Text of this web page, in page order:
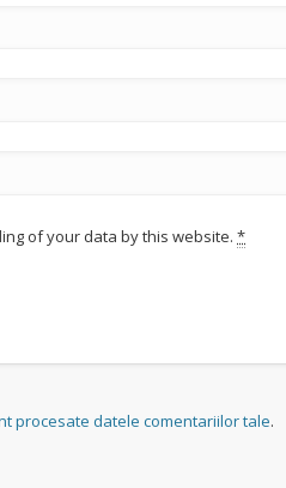
of your data by this website.*
procesate datele comentariilor tale.